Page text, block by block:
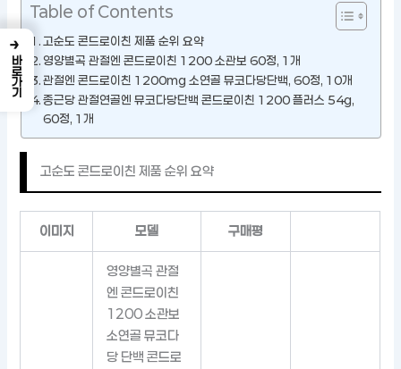
Table of Contents
고순도 콘드로이친 제품 순위 요약
영양별곡 관절엔 콘드로이친 1200 소관보 60정, 1개
관절엔 콘드로이친 1200mg 소연골 뮤코다당단백, 60정, 10개
종근당 관절연골엔 뮤코다당단백 콘드로이친 1200 플러스 54g,
60정, 1개
고순도 콘드로이친 제품 순위 요약
이미지 모델 구매평
영양별곡 관절
엔 콘드로이친
1200 소관보
소연골 뮤코다
당 단백 콘드로
→
바로가기